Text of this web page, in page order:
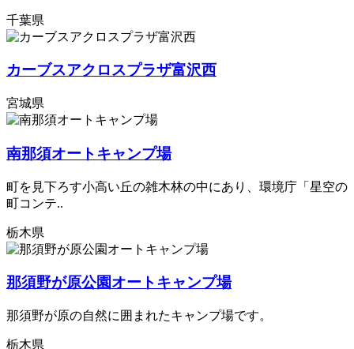
千葉県
カーブスアクロスプラザ富沢西
宮城県
南那須オートキャンプ場
町を見下ろす小高い丘の雑木林の中にあり、環境庁「星空の
町コンテ..
栃木県
那須野が原公園オートキャンプ場
那須野が原の自然に囲まれたキャンプ場です。
栃木県